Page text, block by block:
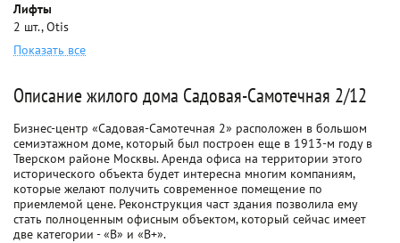
Лифты
2 шт., Otis
Показать все
Описание жилого дома Садовая-Самотечная 2/12
Бизнес-центр «Садовая-Самотечная 2» расположен в большом
семиэтажном доме, который был построен еще в 1913-м году в
Тверском районе Москвы. Аренда офиса на территории этого
исторического объекта будет интересна многим компаниям,
которые желают получить современное помещение по
приемлемой цене. Реконструкция част здания позволила ему
стать полноценным офисным объектом, который сейчас имеет
две категории - «В» и «В+».